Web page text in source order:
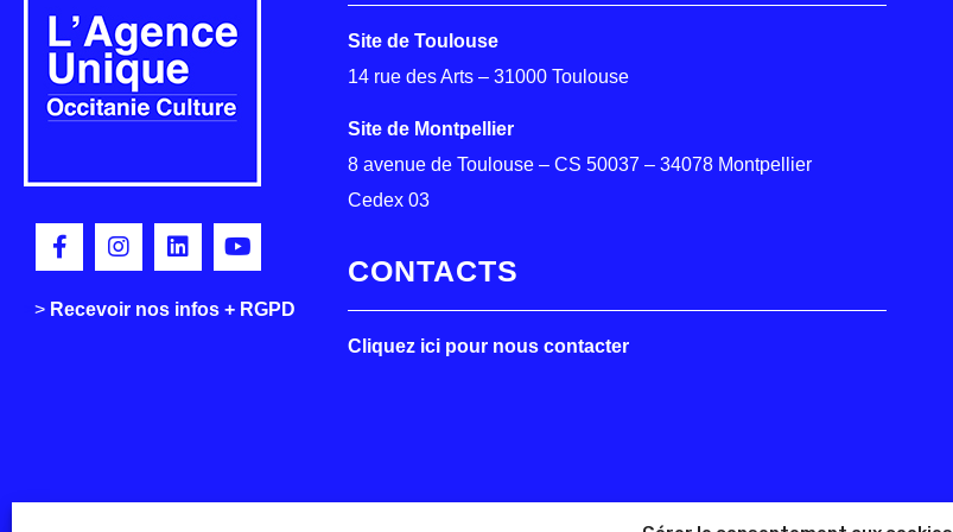
> Recevoir nos infos + RGPD
Site de Toulouse
14 rue des Arts – 31000 Toulouse
Site de Montpellier
8 avenue de Toulouse – CS 50037 – 34078 Montpellier
Cedex 03
CONTACTS
Cliquez ici pour nous contacter